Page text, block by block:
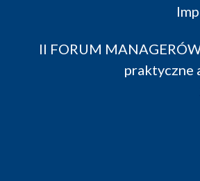
zarządzanie jakością,